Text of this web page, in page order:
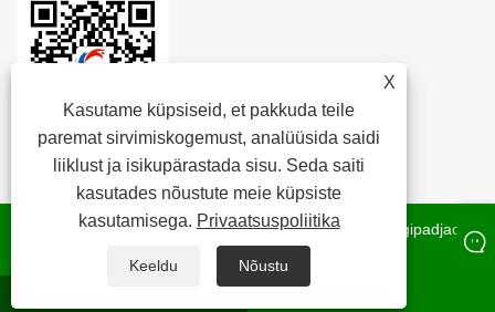
X
Kasutame küpsiseid, et pakkuda teile
paremat sirvimiskogemust, analüüsida saidi
liiklust ja isikupärastada sisu. Seda saiti
kasutades nõustute meie küpsiste
kasutamisega. Privaatsuspoliitika
Keeldu Nõustu
Autoriõigus © 2022 Raybone Technology Co. Ltd. – korgipadjad,
korgikork, korgirull – kõik õigused kaitstud.